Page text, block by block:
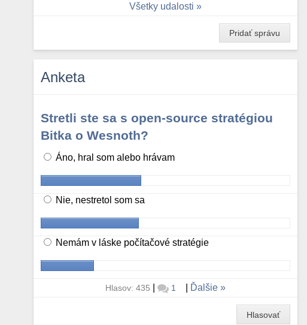
Všetky udalosti
Pridať správu
Anketa
Stretli ste sa s open-source stratégiou
Bitka o Wesnoth?
Áno, hral som alebo hrávam
Nie, nestretol som sa
Nemám v láske počítačové stratégie
Hlasov: 435 | 1 Ďalšie
Hlasovať